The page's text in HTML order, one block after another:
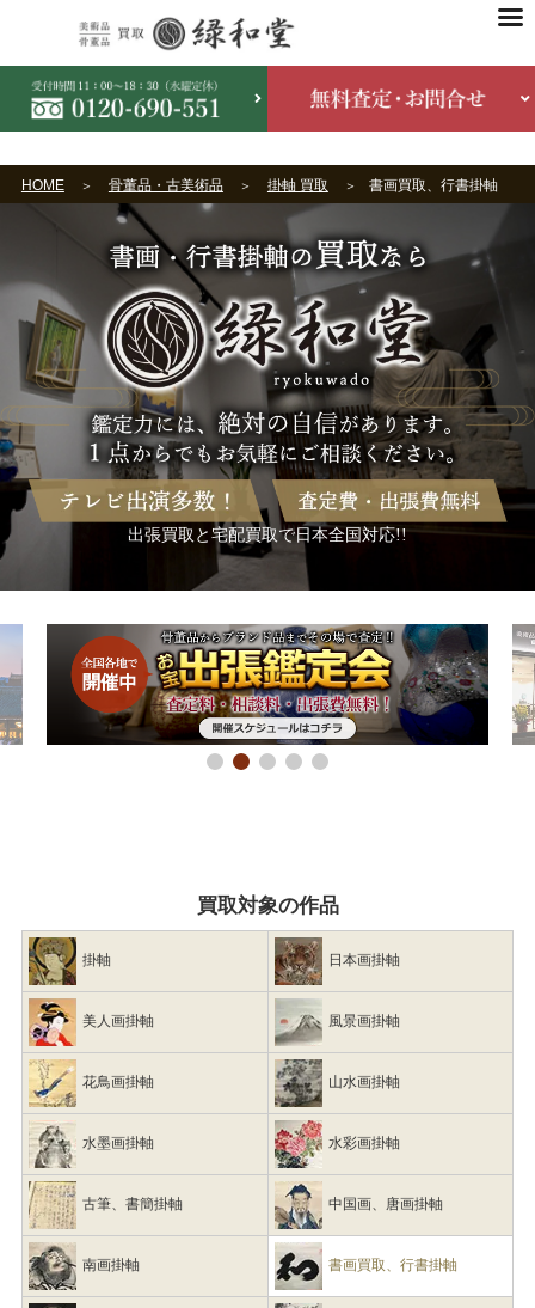
HOME 骨董品・古美術品 掛軸 買取 書画買取、行書掛軸
出張買取と宅配買取で日本全国対応!!
買取対象の作品
掛軸 日本画掛軸
美人画掛軸 風景画掛軸
花鳥画掛軸 山水画掛軸
水墨画掛軸 水彩画掛軸
古筆、書簡掛軸 中国画、唐画掛軸
南画掛軸 書画買取、行書掛軸